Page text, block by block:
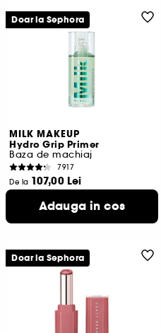
MILK MAKEUP
Hydro Grip Primer
Baza de machiaj
7917
De la 107,00 Lei
482,22 Lei
3 variante disponibile
Adauga in cos
Doar la Sephora
Doar la Sephora